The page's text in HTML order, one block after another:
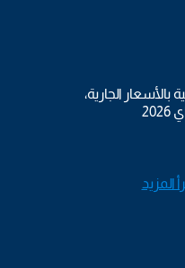
بالأسعار الجارية،
المزيد